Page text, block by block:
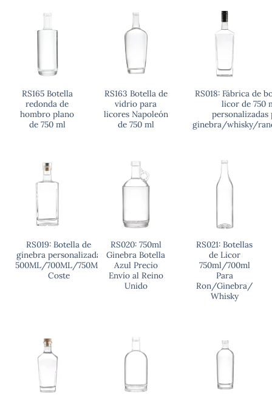
RS165 Botella
redonda de
hombro plano
de 750 ml
RS163 Botella de
vidrio para
licores Napoleón
de 750 ml
RS018: Fábrica de
licor de 750
personalizadas
ginebra/whisky/
RS019: Botella de
ginebra personalizada
500ML/700ML/750ML
Coste
RS020: 750ml
Ginebra Botella
Azul Precio
Envío al Reino
Unido
RS021: Botellas
de Licor
750ml/700ml
Para
Ron/Ginebra/
Whisky